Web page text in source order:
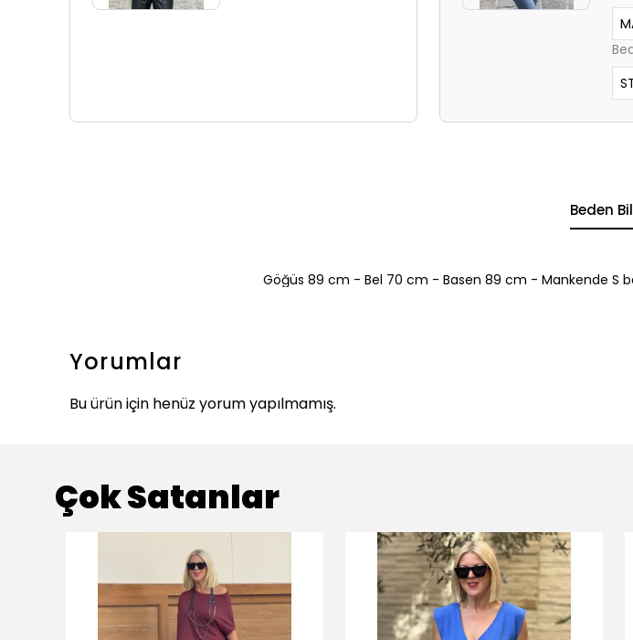
Beden
Göğüs 89 cm - Bel 70 cm - Basen 89 cm - Mankende S
Yorumlar
Bu ürün için henüz yorum yapılmamış.
Çok Satanlar